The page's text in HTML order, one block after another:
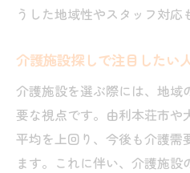
うした地域性やスタッフ対応
介護施設探しで注目したい
介護施設を選ぶ際には、地域
要な視点です。由利本荘市や
平均を上回り、今後も介護需
ます。これに伴い、介護施